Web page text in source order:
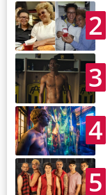
2
3
4
5